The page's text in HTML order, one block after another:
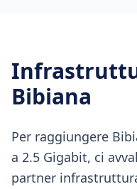
Bibiana
Per raggiungere
a 2.5 Gigabit, ci
partner